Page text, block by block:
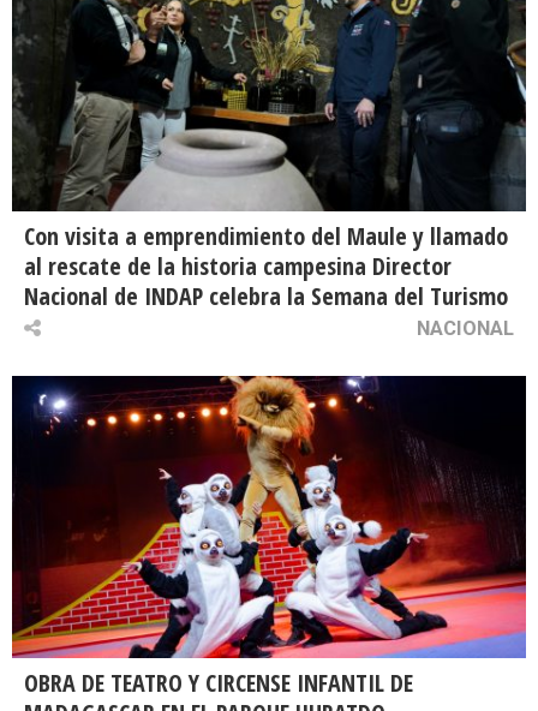
Con visita a emprendimiento del Maule y llamado
al rescate de la historia campesina Director
Nacional de INDAP celebra la Semana del Turismo
NACIONAL
OBRA DE TEATRO Y CIRCENSE INFANTIL DE